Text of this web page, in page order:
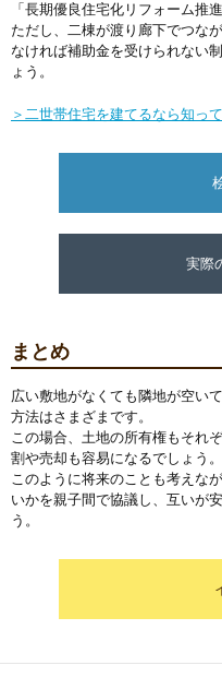
「長期優良住宅化リフォーム推
ただし、二棟が渡り廊下でつな
なければ補助金を受けられない
ょう。
＞二世帯住宅を建てるなら知っ
実際
まとめ
広い敷地がなくても隣地が空い
方法はさまざまです。
この場合、土地の所有権もそれ
割や売却も容易になるでしょう。
このように将来のことも考えな
いかを親子間で協議し、互いが
う。